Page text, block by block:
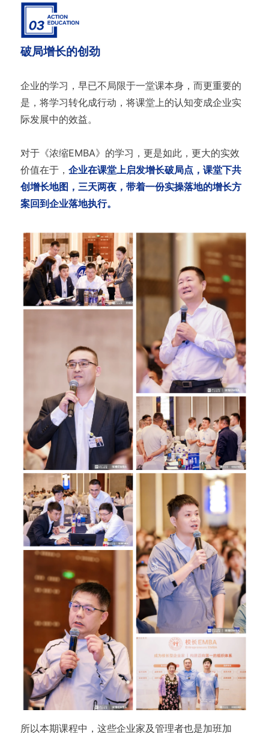
破局增长的创劲
企业的学习，早已不局限于一堂课本身，而更重要的
是，将学习转化成行动，将课堂上的认知变成企业实
际发展中的效益。
对于《浓缩EMBA》的学习，更是如此，更大的实效
价值在于， 企业在课堂上启发增长破局点，课堂下共
创增长地图，三天两夜，带着一份实操落地的增长方
案回到企业落地执行。
所以本期课程中，这些企业家及管理者也是加班加